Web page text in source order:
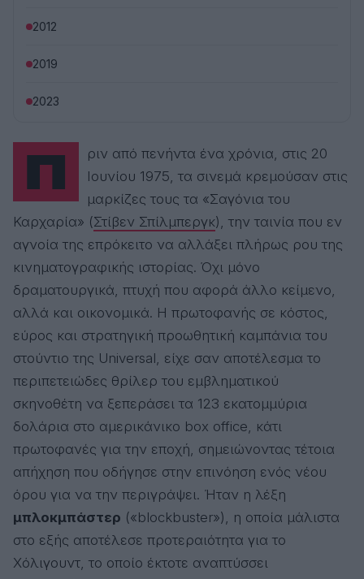
2012
2019
2023
Πριν από πενήντα ένα χρόνια, στις 20
Ιουνίου 1975, τα σινεμά κρεμούσαν στις
μαρκίζες τους τα «Σαγόνια του
Καρχαρία» (Στίβεν Σπίλμπεργκ), την ταινία που εν
αγνοία της επρόκειτο να αλλάξει πλήρως ρου της
κινηματογραφικής ιστορίας. Όχι μόνο
δραματουργικά, πτυχή που αφορά άλλο κείμενο,
αλλά και οικονομικά. Η πρωτοφανής σε κόστος,
εύρος και στρατηγική προωθητική καμπάνια του
στούντιο της Universal, είχε σαν αποτέλεσμα το
περιπετειώδες θρίλερ του εμβληματικού
σκηνοθέτη να ξεπεράσει τα 123 εκατομμύρια
δολάρια στο αμερικάνικο box office, κάτι
πρωτοφανές για την εποχή, σημειώνοντας τέτοια
απήχηση που οδήγησε στην επινόηση ενός νέου
όρου για να την περιγράψει. Ήταν η λέξη
μπλοκμπάστερ («blockbuster»), η οποία μάλιστα
στο εξής αποτέλεσε προτεραιότητα για το
Χόλιγουντ, το οποίο έκτοτε αναπτύσσει